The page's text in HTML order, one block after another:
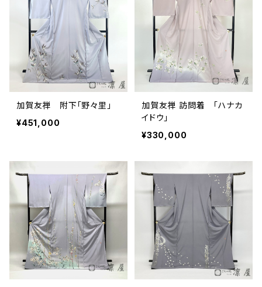
加賀友禅 附下「野々里」
¥451,000
加賀友禅 訪問着 「ハナカ
イドウ」
¥330,000